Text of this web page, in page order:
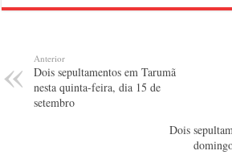
Anterior
Dois sepultamentos em Tarumã
nesta quinta-feira, dia 15 de
setembro
Dois